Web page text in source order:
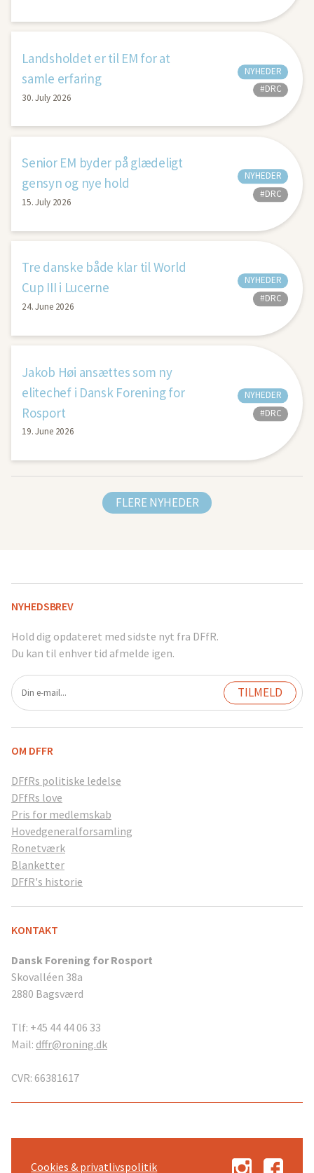
Landsholdet er til EM for at
samle erfaring
30. July 2026
NYHEDER
#DRC
Senior EM byder på glædeligt
gensyn og nye hold
15. July 2026
NYHEDER
#DRC
Tre danske både klar til World
Cup III i Lucerne
24. June 2026
NYHEDER
#DRC
Jakob Høi ansættes som ny
elitechef i Dansk Forening for
Rosport
19. June 2026
NYHEDER
#DRC
FLERE NYHEDER
NYHEDSBREV
Hold dig opdateret med sidste nyt fra DFfR.
Du kan til enhver tid afmelde igen.
OM DFFR
DFfRs politiske ledelse
DFfRs love
Pris for medlemskab
Hovedgeneralforsamling
Ronetværk
Blanketter
DFfR's historie
KONTAKT
Dansk Forening for Rosport
Skovalléen 38a
2880 Bagsværd
Tlf: +45 44 44 06 33
Mail: dffr@roning.dk
CVR: 66381617
Cookies & privatlivspolitik